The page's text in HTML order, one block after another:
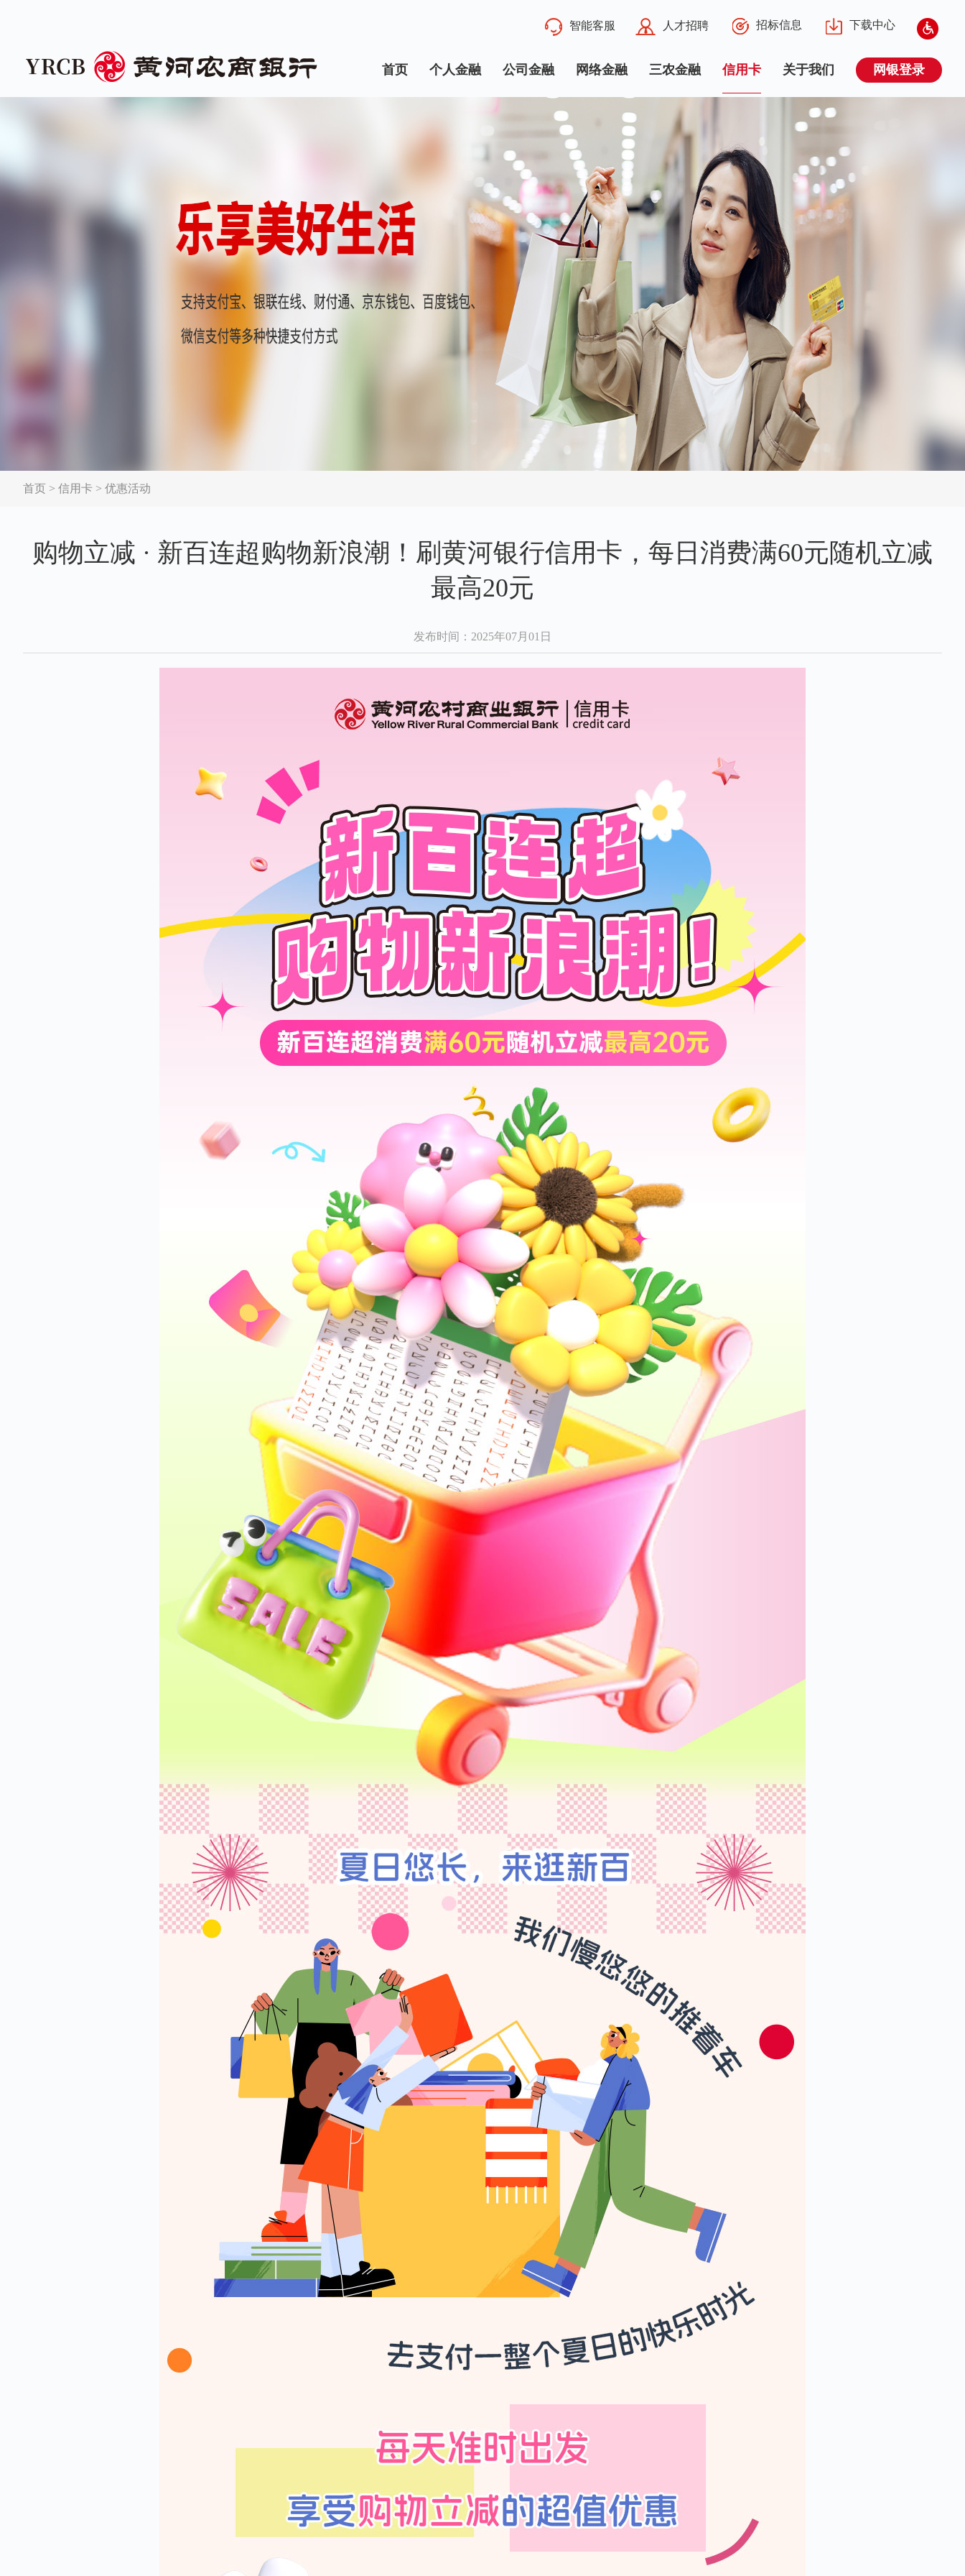
下载中心
招标信息
人才招聘
智能客服
首页 个人金融 公司金融 网络金融 三农金融 信用卡 关于我们 网银登录
首页 > 信用卡 > 优惠活动
购物立减 · 新百连超购物新浪潮！刷黄河银行信用卡，每日消费满60元随机立减
最高20元
发布时间 ：2025年07月01日